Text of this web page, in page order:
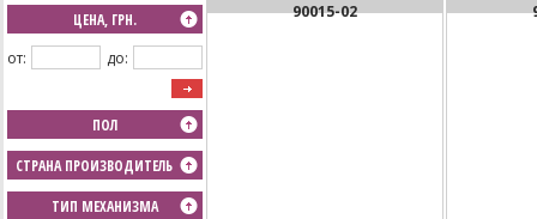
ЦЕНА, ГРН.
от:
до:
ПОЛ
СТРАНА ПРОИЗВОДИТЕЛЬ
ТИП МЕХАНИЗМА
90015-02